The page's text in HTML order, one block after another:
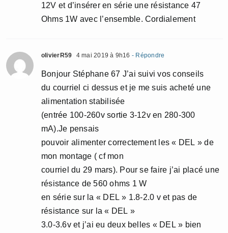
12V et d’insérer en série une résistance 47
Ohms 1W avec l’ensemble. Cordialement
olivierR59 4 mai 2019 à 9h16 - Répondre
Bonjour Stéphane 67 J’ai suivi vos conseils
du courriel ci dessus et je me suis acheté une
alimentation stabilisée
(entrée 100-260v sortie 3-12v en 280-300
mA).Je pensais
pouvoir alimenter correctement les « DEL » de
mon montage ( cf mon
courriel du 29 mars). Pour se faire j’ai placé une
résistance de 560 ohms 1 W
en série sur la « DEL » 1.8-2.0 v et pas de
résistance sur la « DEL »
3.0-3.6v et j’ai eu deux belles « DEL » bien